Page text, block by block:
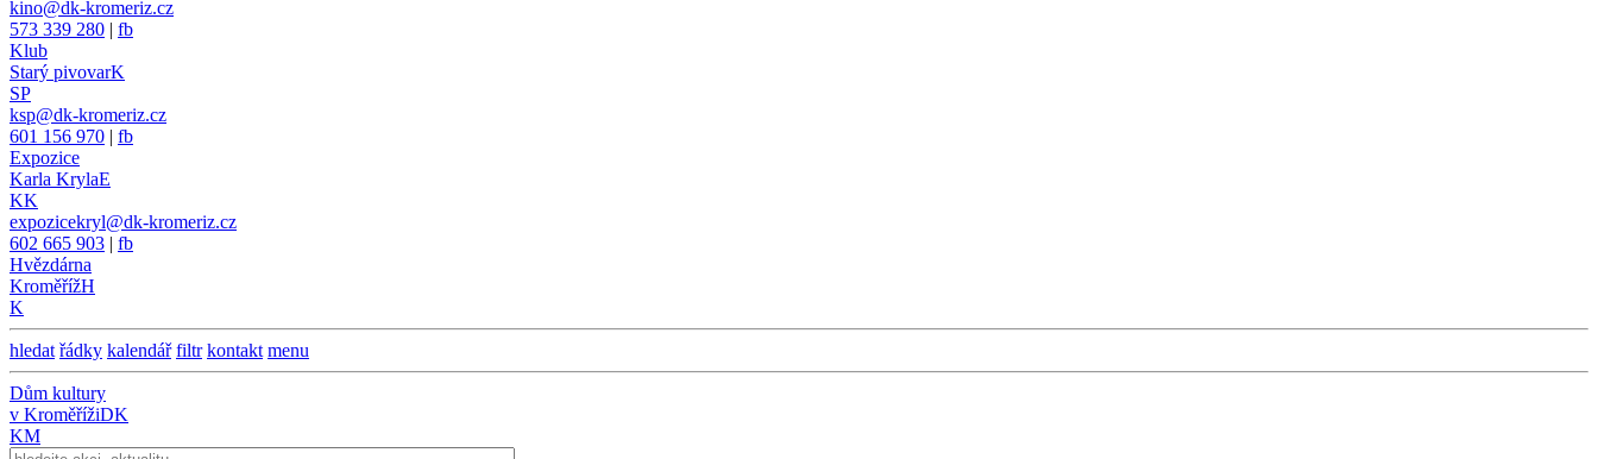
kino@dk-kromeriz.cz
573 339 280 | fb
Klub
Starý pivovarK
SP
ksp@dk-kromeriz.cz
601 156 970 | fb
Expozice
Karla KrylaE
KK
expozicekryl@dk-kromeriz.cz
602 665 903 | fb
Hvězdárna
KroměřížH
K
hledat řádky kalendář filtr kontakt menu
Dům kultury
v KroměřížiDK
KM